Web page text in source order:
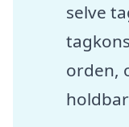
selve
orden,